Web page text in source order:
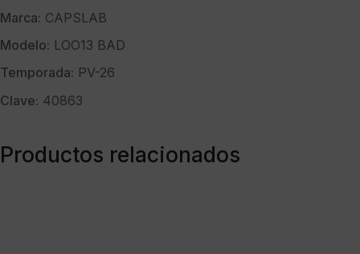
Marca: CAPSLAB
Modelo: LOO13 BAD
Temporada: PV-26
Clave: 40863
Productos relacionados